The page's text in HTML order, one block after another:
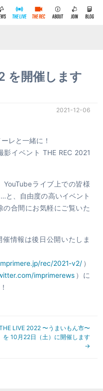
を開催します
2021-12-06
レと一緒に！
イベント THE REC 2021
ライブ上での皆様
と、自由度の高いイベント
の合間にお気軽にご覧いた
情報は後日公開いたしま
rec/2021-v2/）
imprimerews ）に
LIVE 2022 〜うまいもん市〜
を 10月22日（土）に開催します